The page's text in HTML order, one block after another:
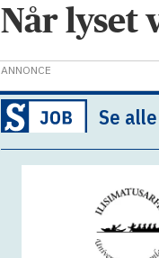
Når lyset
ANNONCE
Se